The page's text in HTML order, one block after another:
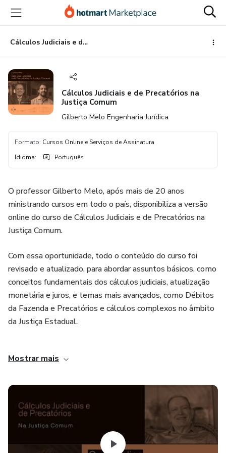
para
conteúdo
principal
para
pagamento
para
rodapé
Cálculos Judiciais e de Precatórios na Justiça Comum
Cálculos Judiciais e de Precatórios na
Justiça Comum
Gilberto Melo Engenharia Jurídica
Formato: Cursos Online e Serviços de Assinatura
Idioma: Português
O professor Gilberto Melo, após mais de 20 anos
ministrando cursos em todo o país, disponibiliza a versão
online do curso de Cálculos Judiciais e de Precatórios na
Justiça Comum.
Com essa oportunidade, todo o conteúdo do curso foi
revisado e atualizado, para abordar assuntos básicos, como
conceitos fundamentais dos cálculos judiciais, atualização
monetária e juros, e temas mais avançados, como Débitos
da Fazenda e Precatórios e cálculos complexos no âmbito
da Justiça Estadual.
calculistas e peritos, acompanhadas de planilhas e
desejarem se aprofundar nas matérias.
Ao todo, entre aulas gravadas, materiais, exercícios e aulas
ao vivo, são 20 horas aula de curso.
» Assistente inteligente (Chat) para consulta sobre o
Mostrar mais